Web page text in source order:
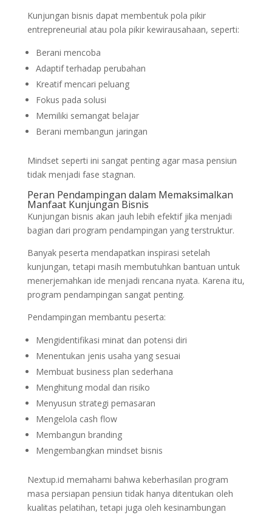
Kunjungan bisnis dapat membentuk pola pikir
entrepreneurial atau pola pikir kewirausahaan, seperti:
Berani mencoba
Adaptif terhadap perubahan
Kreatif mencari peluang
Fokus pada solusi
Memiliki semangat belajar
Berani membangun jaringan
Mindset seperti ini sangat penting agar masa pensiun
tidak menjadi fase stagnan.
Peran Pendampingan dalam Memaksimalkan
Manfaat Kunjungan Bisnis
Kunjungan bisnis akan jauh lebih efektif jika menjadi
bagian dari program pendampingan yang terstruktur.
Banyak peserta mendapatkan inspirasi setelah
kunjungan, tetapi masih membutuhkan bantuan untuk
menerjemahkan ide menjadi rencana nyata. Karena itu,
program pendampingan sangat penting.
Pendampingan membantu peserta:
Mengidentifikasi minat dan potensi diri
Menentukan jenis usaha yang sesuai
Membuat business plan sederhana
Menghitung modal dan risiko
Menyusun strategi pemasaran
Mengelola cash flow
Membangun branding
Mengembangkan mindset bisnis
Nextup.id memahami bahwa keberhasilan program
masa persiapan pensiun tidak hanya ditentukan oleh
kualitas pelatihan, tetapi juga oleh kesinambungan